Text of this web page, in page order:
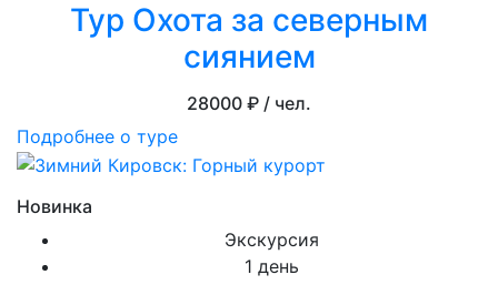
Тур Охота за северным
сиянием
28000 ₽ / чел.
Подробнее о туре
Новинка
Экскурсия
1 день